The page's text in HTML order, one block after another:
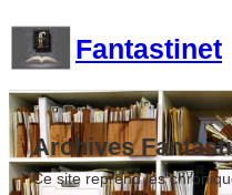
contenu
Fantastinet
Archives
Ce site reprend les